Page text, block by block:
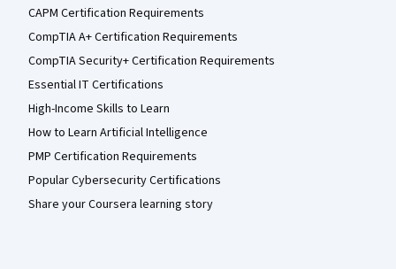
CAPM Certification Requirements
CompTIA A+ Certification Requirements
CompTIA Security+ Certification Requirements
Essential IT Certifications
High-Income Skills to Learn
How to Learn Artificial Intelligence
PMP Certification Requirements
Popular Cybersecurity Certifications
Share your Coursera learning story